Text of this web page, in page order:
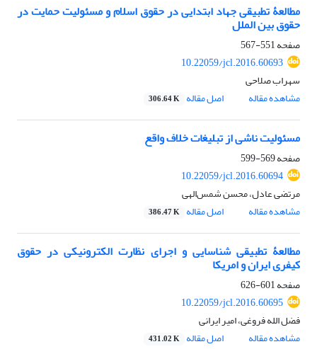
مطالعۀ تطبیقی جهاد ابتدایی در حقوق اسلام و مسئولیت حمایت در
حقوق بین الملل
صفحه551-567
10.22059/jcl.2016.60693
سهراب صلاحی
مشاهده مقاله
اصل مقاله 306.64 K
مسئولیت ناشی از تبلیغات خلاف واقع
صفحه569-599
10.22059/jcl.2016.60694
مرتضی عادل، محسن شمس‌الهی
مشاهده مقاله
اصل مقاله 386.47 K
مطالعۀ تطبیقی شناسایی و اجرای نظارت الکترونیکی در حقوق
کیفری ایران و امریکا
صفحه601-626
10.22059/jcl.2016.60695
فضل الله فروغی، امیر ایرانی
مشاهده مقاله
اصل مقاله 431.02 K